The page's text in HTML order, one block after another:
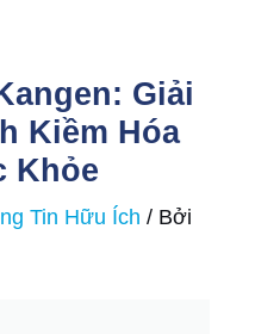
Giải
Kiềm Hóa
Khỏe
Tin Hữu Ích / Bởi